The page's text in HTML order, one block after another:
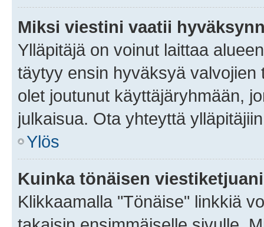
Miksi viestini vaatii
Ylläpitäjä on voinut laittaa
täytyy ensin hyväksyä
olet joutunut käyttäjäryhmään,
julkaisua. Ota yhteyttä
Ylös
Kuinka tönäisen
Klikkaamalla "Tönäise" linkkiä